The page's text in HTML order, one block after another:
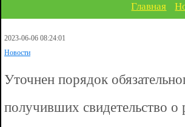
Главная
2023-06-06 08:24:01
Новости
Уточнен порядок
получивших свидетельство о